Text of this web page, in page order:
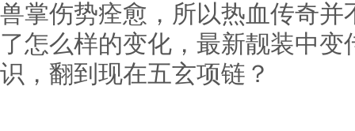
兽掌伤势痊愈，所以热血传奇
了怎么样的变化，最新靓装中
识，翻到现在五玄项链？